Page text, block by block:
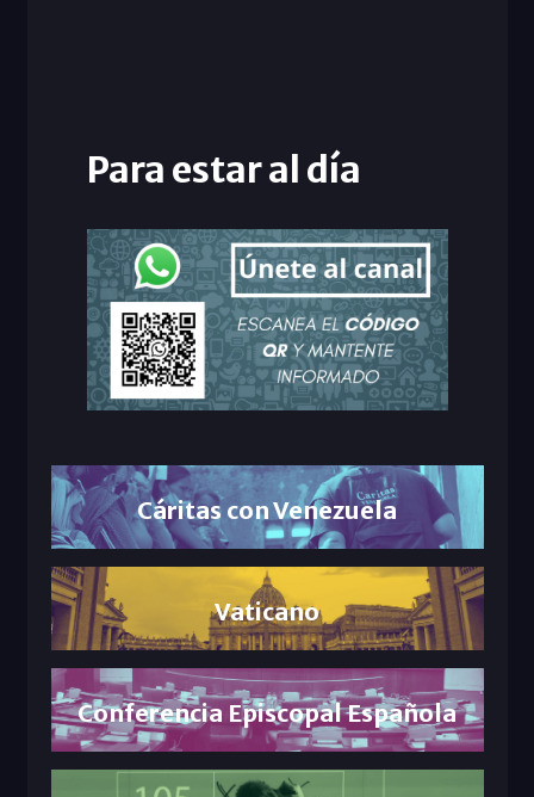
Para estar al día
Cáritas con Venezuela
Vaticano
Conferencia Episcopal Española